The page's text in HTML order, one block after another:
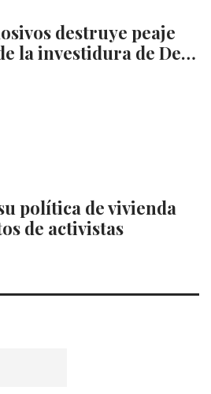
destruye peaje
la investidura de De…
política de vivienda
de activistas